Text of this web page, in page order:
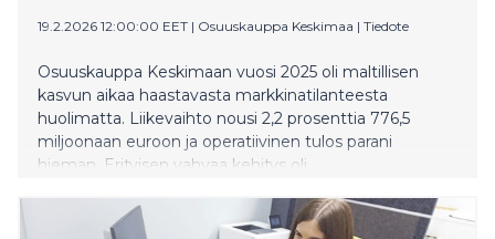
19.2.2026 12:00:00 EET | Osuuskauppa Keskimaa | Tiedote
Osuuskauppa Keskimaan vuosi 2025 oli maltillisen
kasvun aikaa haastavasta markkinatilanteesta
huolimatta. Liikevaihto nousi 2,2 prosenttia 776,5
miljoonaan euroon ja operatiivinen tulos parani
hieman. Erityisen vahvaa kehitys oli
uudistukset ja uudet myymäläavaukset vauhdittivat
kasvua, kun taas muilla toimialoilla liikevaihdon osalta